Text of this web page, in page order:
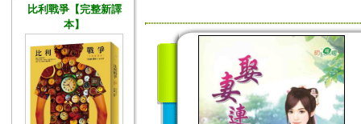
比利戰爭【完整新譯
本】